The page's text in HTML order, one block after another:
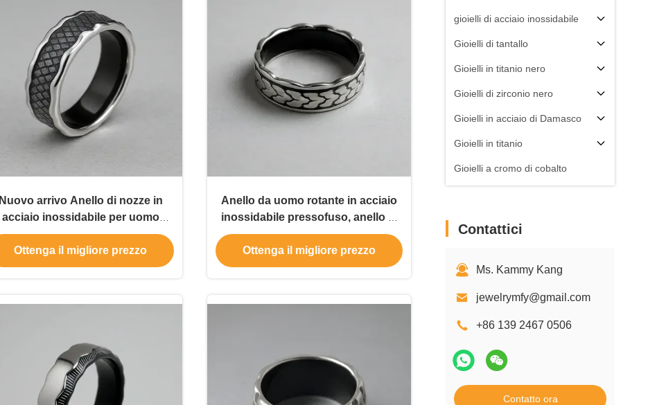
gioielli di acciaio inossidabile
Gioielli di tantallo
Gioielli in titanio nero
Gioielli di zirconio nero
Gioielli in acciaio di Damasco
Gioielli in titanio
Gioielli a cromo di cobalto
Contattici
Ms. Kammy Kang
jewelrymfy@gmail.com
+86 139 2467 0506
Contatto ora
Nuovo arrivo Anello di nozze in
acciaio inossidabile per uomo
Anello di nozze in acciaio
inossidabile
Ottenga il migliore prezzo
Anello da uomo rotante in acciaio
inossidabile pressofuso, anello di
coppia antistress, accessori per
anelli da donna
Ottenga il migliore prezzo